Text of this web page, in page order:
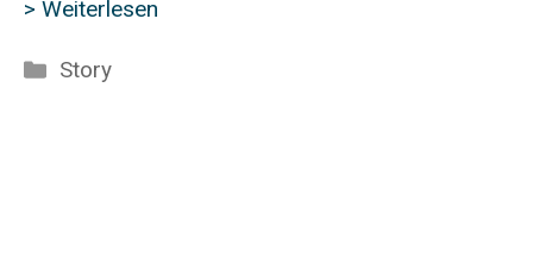
> Weiterlesen
Kategorien
Story